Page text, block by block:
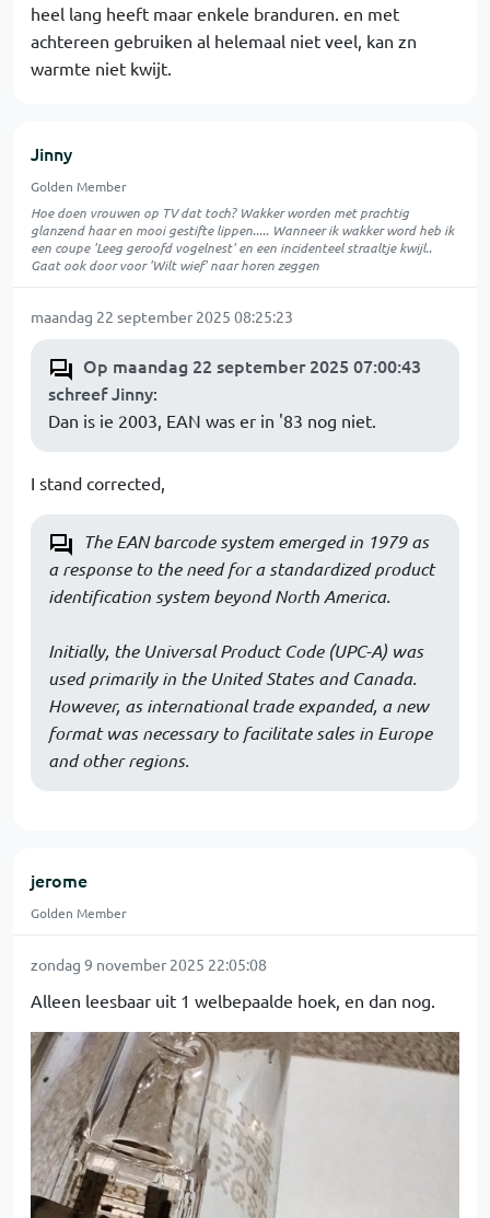
heel lang heeft maar enkele branduren. en met
achtereen gebruiken al helemaal niet veel, kan zn
warmte niet kwijt.
Jinny
Golden Member
Hoe doen vrouwen op TV dat toch? Wakker worden met prachtig
glanzend haar en mooi gestifte lippen..... Wanneer ik wakker word heb ik
een coupe 'Leeg geroofd vogelnest' en een incidenteel straaltje kwijl..
Gaat ook door voor 'Wilt wief' naar horen zeggen
maandag 22 september 2025 08:25:23
Op maandag 22 september 2025 07:00:43
schreef Jinny:
Dan is ie 2003, EAN was er in '83 nog niet.
I stand corrected,
The EAN barcode system emerged in 1979 as
a response to the need for a standardized product
identification system beyond North America.
Initially, the Universal Product Code (UPC-A) was
used primarily in the United States and Canada.
However, as international trade expanded, a new
format was necessary to facilitate sales in Europe
and other regions.
jerome
Golden Member
zondag 9 november 2025 22:05:08
Alleen leesbaar uit 1 welbepaalde hoek, en dan nog.